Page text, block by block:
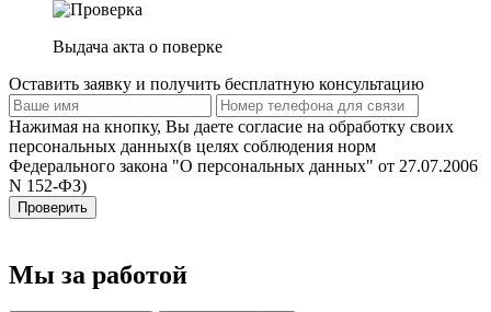
Выдача акта о поверке
Оставить заявку и получить бесплатную консультацию
Нажимая на кнопку, Вы даете согласие на обработку своих
персональных данных(в целях соблюдения норм
Федерального закона "О персональных данных" от 27.07.2006
N 152-ФЗ)
Проверить
Мы за работой